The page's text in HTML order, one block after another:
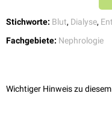
Um einen ausreichenden
Stichworte: Blut, Dialyse,
Fachgebiete: Nephrologie
Wichtiger Hinweis zu